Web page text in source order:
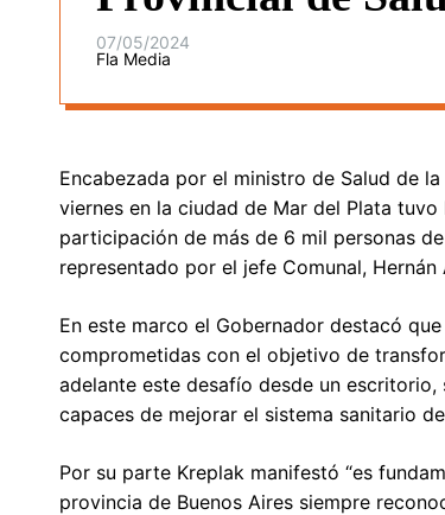
07/05/2024
Fla Media
Encabezada por el ministro de Salud de
viernes en la ciudad de Mar del Plata
participación de más de 6 mil personas
representado por el jefe Comunal,
En este marco el Gobernador destacó
comprometidas con el objetivo de
adelante este desafío desde un
capaces de mejorar el sistema sanitario
Por su parte Kreplak manifestó “es
provincia de Buenos Aires siempre